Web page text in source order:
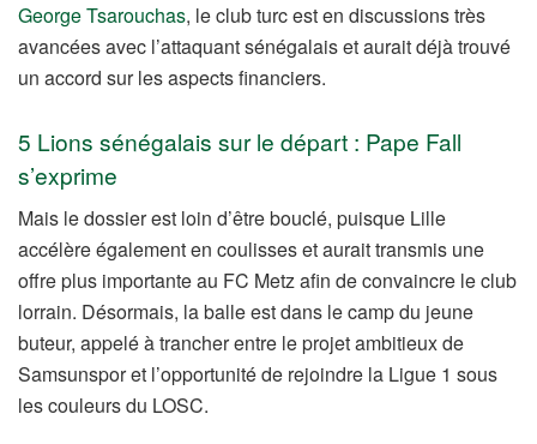
George Tsarouchas, le club turc est en discussions très
avancées avec l’attaquant sénégalais et aurait déjà trouvé
un accord sur les aspects financiers.
5 Lions sénégalais sur le départ : Pape Fall
s’exprime
Mais le dossier est loin d’être bouclé, puisque Lille
accélère également en coulisses et aurait transmis une
offre plus importante au FC Metz afin de convaincre le club
lorrain. Désormais, la balle est dans le camp du jeune
buteur, appelé à trancher entre le projet ambitieux de
Samsunspor et l’opportunité de rejoindre la Ligue 1 sous
les couleurs du LOSC.